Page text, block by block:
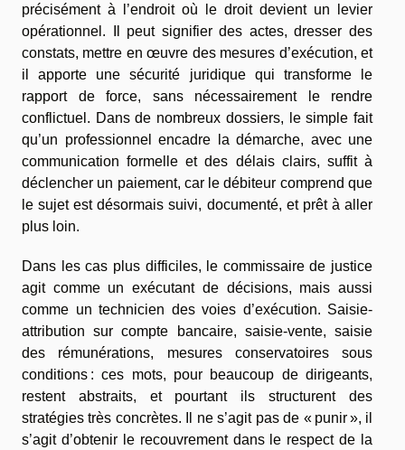
précisément à l’endroit où le droit devient un levier
opérationnel. Il peut signifier des actes, dresser des
constats, mettre en œuvre des mesures d’exécution, et
il apporte une sécurité juridique qui transforme le
rapport de force, sans nécessairement le rendre
conflictuel. Dans de nombreux dossiers, le simple fait
qu’un professionnel encadre la démarche, avec une
communication formelle et des délais clairs, suffit à
déclencher un paiement, car le débiteur comprend que
le sujet est désormais suivi, documenté, et prêt à aller
plus loin.
Dans les cas plus difficiles, le commissaire de justice
agit comme un exécutant de décisions, mais aussi
comme un technicien des voies d’exécution. Saisie-
attribution sur compte bancaire, saisie-vente, saisie
des rémunérations, mesures conservatoires sous
conditions : ces mots, pour beaucoup de dirigeants,
restent abstraits, et pourtant ils structurent des
stratégies très concrètes. Il ne s’agit pas de « punir », il
s’agit d’obtenir le recouvrement dans le respect de la